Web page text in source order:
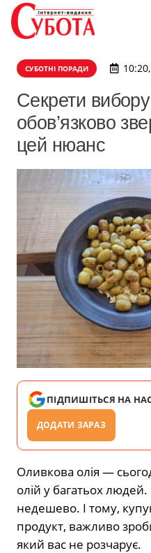
СУБОТНІ ПОРАДИ
Секрети вибору
обов’язково
цей нюанс
ПІДПИШІТЬСЯ НА НАС
ДОДАТИ ЗАРАЗ
Оливкова олія —
олій у багатьох
недешево. І тому,
продукт, важливо
який вас не розчарує.